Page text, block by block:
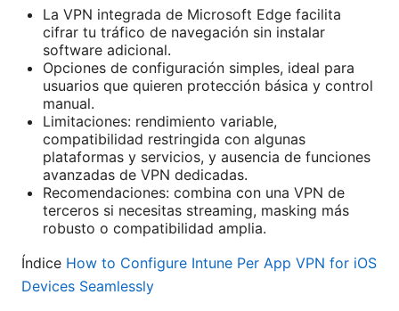
La VPN integrada de Microsoft Edge facilita
cifrar tu tráfico de navegación sin instalar
software adicional.
Opciones de configuración simples, ideal para
usuarios que quieren protección básica y control
manual.
Limitaciones: rendimiento variable,
compatibilidad restringida con algunas
plataformas y servicios, y ausencia de funciones
avanzadas de VPN dedicadas.
Recomendaciones: combina con una VPN de
terceros si necesitas streaming, masking más
robusto o compatibilidad amplia.
Índice How to Configure Intune Per App VPN for iOS
Devices Seamlessly